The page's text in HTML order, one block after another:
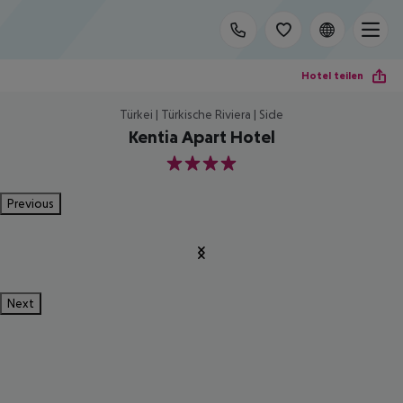
Hotel teilen
Türkei | Türkische Riviera | Side
Kentia Apart Hotel
4
Previous
Next